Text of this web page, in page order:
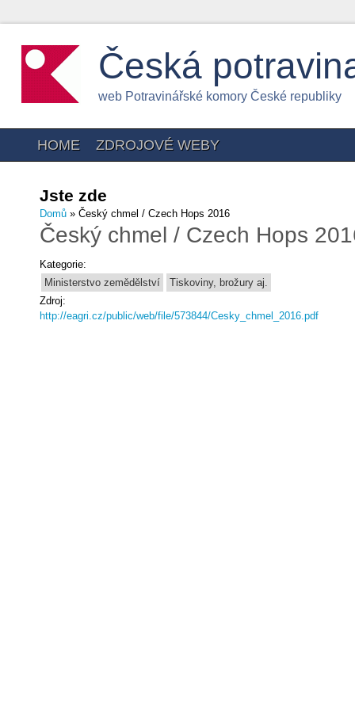
Česká
web Potravinářské komory České republiky
HOME ZDROJOVÉ WEBY
Jste zde
Domů » Český chmel / Czech Hops 2016
Český chmel / Czech Hops
Kategorie:
Ministerstvo zemědělství
Tiskoviny, brožury aj.
Zdroj:
http://eagri.cz/public/web/file/573844/Cesky_chmel_2016.pdf